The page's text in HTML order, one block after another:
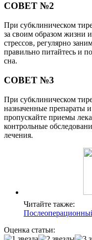
СОВЕТ №2
При субклиническом
за своим образом жизни
стрессов, регулярно
правильно питайтесь и
сна.
СОВЕТ №3
При субклиническом
назначенные препараты
пропускайте приемы
контрольные
лечения.
Читайте также:
Оценка статьи: